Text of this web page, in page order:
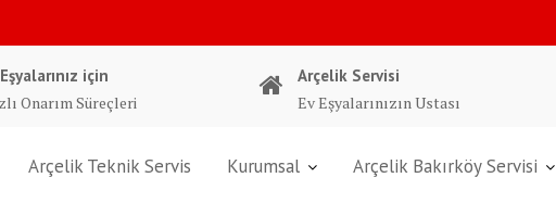
için
Onarım Süreçleri
Arçelik Servisi
Ev Eşyalarınızın Ustası
Arçelik Teknik Servis Kurumsal Arçelik Bakırköy Servisi